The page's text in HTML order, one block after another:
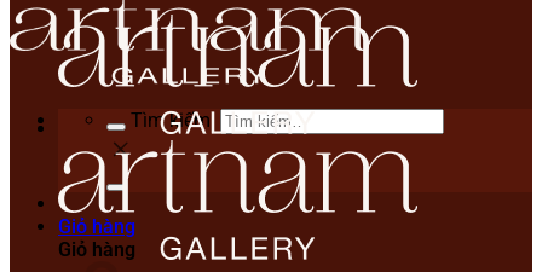
Tìm kiếm:
Giỏ hàng
Giỏ hàng